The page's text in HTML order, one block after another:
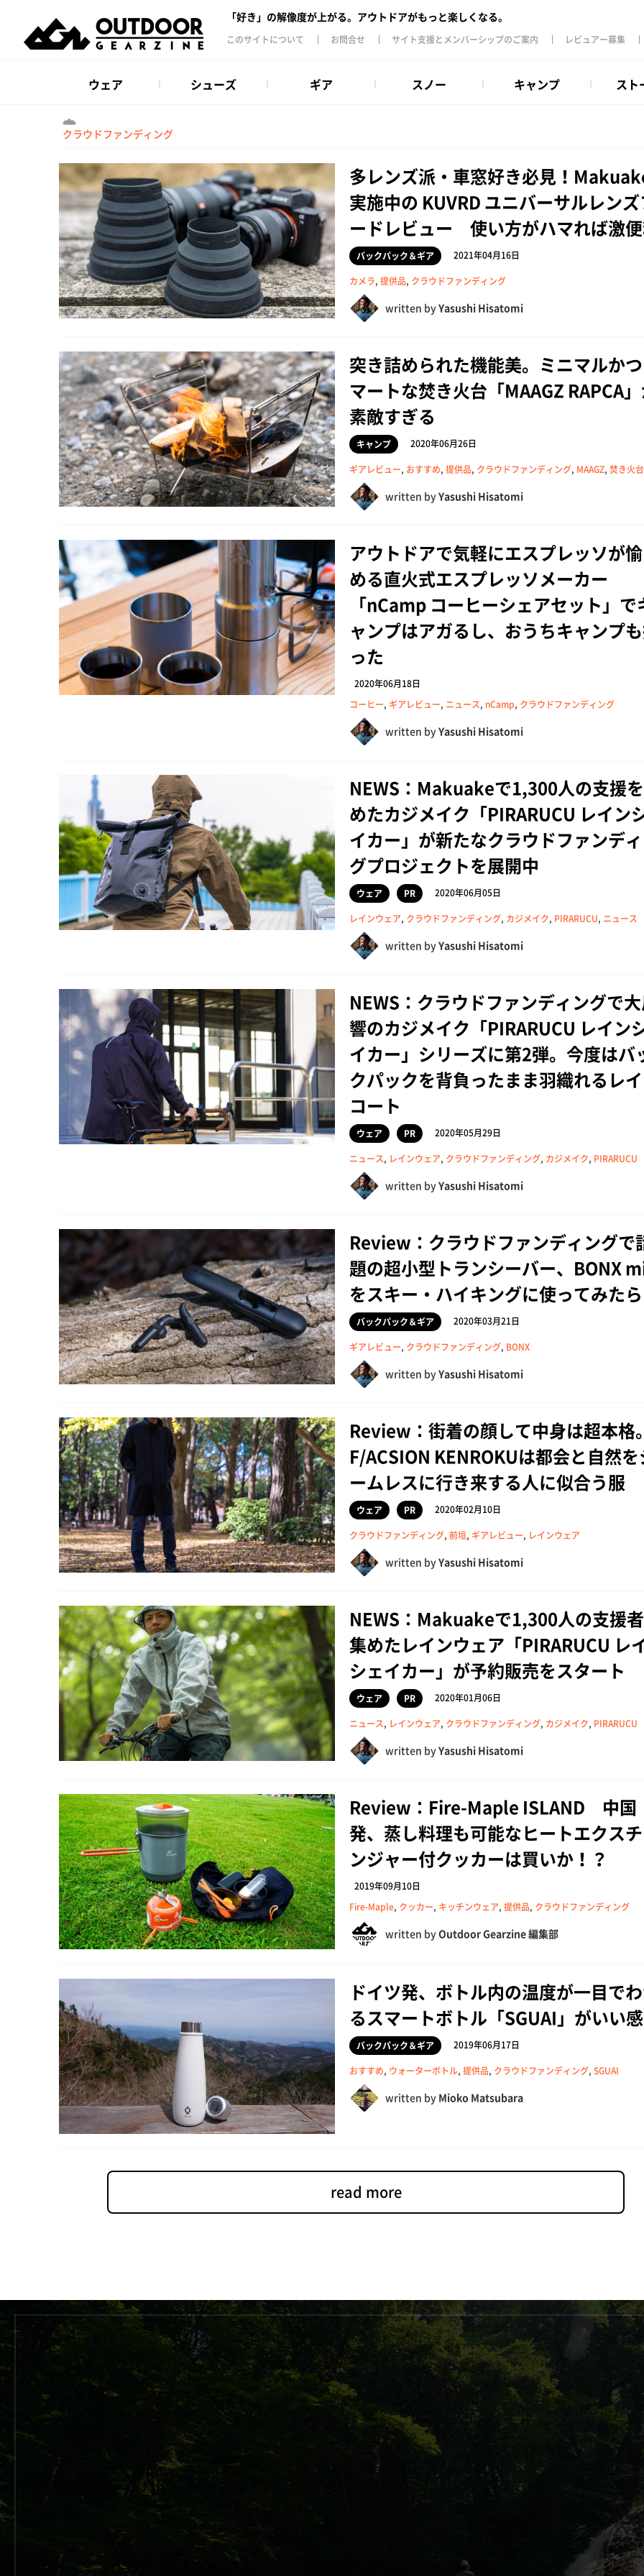
「好き」の解像度が上がる。アウトドアがもっと楽しくなる。
このサイトについて お問合せ サイト支援とメンバーシップのご案内 レビュアー募集
ウェア シューズ ギア スノー キャンプ スト
クラウドファンディング
多レンズ派・車窓好き必見！
実施中の KUVRD ユニバーサルレン
ードレビュー 使い方がハマれば激
バックパック＆ギア
2021年04月16日
カメラ, 提供品, クラウドファンディング
written byYasushi Hisatomi
突き詰められた機能美。ミニマルか
マートな焚き火台「MAAGZ RAPCA
素敵すぎる
キャンプ
2020年06月26日
ギアレビュー, おすすめ, 提供品, クラウドファンディング, MAAGZ, 焚き火台
written byYasushi Hisatomi
アウトドアで気軽にエスプレッソが
める直火式エスプレッソメーカー
「nCamp コーヒーシェアセット」で
ャンプはアガるし、おうちキャンプ
った
2020年06月18日
コーヒー, ギアレビュー, ニュース, nCamp, クラウドファンディング
written byYasushi Hisatomi
NEWS：Makuakeで1,300人の支援
めたカジメイク「PIRARUCU レイン
イカー」が新たなクラウドファンデ
グプロジェクトを展開中
ウェア PR
2020年06月05日
レインウェア, クラウドファンディング, カジメイク, PIRARUCU, ニュース
written byYasushi Hisatomi
NEWS：クラウドファンディングで
響のカジメイク「PIRARUCU レイン
イカー」シリーズに第2弾。今度はバ
クパックを背負ったまま羽織れるレ
コート
ウェア PR
2020年05月29日
ニュース, レインウェア, クラウドファンディング, カジメイク, PIRARUCU
written byYasushi Hisatomi
Review：クラウドファンディングで
題の超小型トランシーバー、BONX
をスキー・ハイキングに使ってみたら
バックパック＆ギア
2020年03月21日
ギアレビュー, クラウドファンディング, BONX
written byYasushi Hisatomi
Review：街着の顔して中身は超本格
F/ACSION KENROKUは都会と自然
ームレスに行き来する人に似合う服
ウェア PR
2020年02月10日
クラウドファンディング, 前垣, ギアレビュー, レインウェア
written byYasushi Hisatomi
NEWS：Makuakeで1,300人の支援
集めたレインウェア「PIRARUCU レ
シェイカー」が予約販売をスタート
ウェア PR
2020年01月06日
ニュース, レインウェア, クラウドファンディング, カジメイク, PIRARUCU
written byYasushi Hisatomi
Review：Fire-Maple ISLAND 中国
発、蒸し料理も可能なヒートエクス
ンジャー付クッカーは買いか！？
2019年09月10日
Fire-Maple, クッカー, キッチンウェア, 提供品, クラウドファンディング
written byOutdoor Gearzine 編集部
ドイツ発、ボトル内の温度が一目で
るスマートボトル「SGUAI」がいい
バックパック＆ギア
2019年06月17日
おすすめ, ウォーターボトル, 提供品, クラウドファンディング, SGUAI
written by Mioko Matsubara